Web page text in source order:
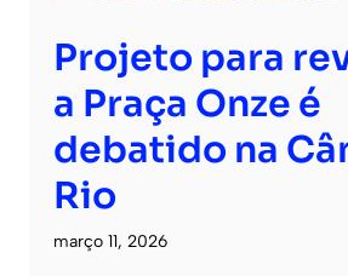
Projeto para
a Praça Onze é
debatido na
Rio
março 11, 2026